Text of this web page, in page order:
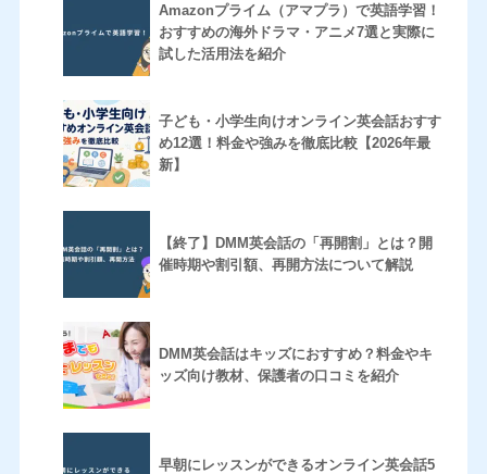
Amazonプライム（アマプラ）で英語学習！
おすすめの海外ドラマ・アニメ7選と実際に
試した活用法を紹介
子ども・小学生向けオンライン英会話おすす
め12選！料金や強みを徹底比較【2026年最
新】
【終了】DMM英会話の「再開割」とは？開
催時期や割引額、再開方法について解説
DMM英会話はキッズにおすすめ？料金やキ
ッズ向け教材、保護者の口コミを紹介
早朝にレッスンができるオンライン英会話5